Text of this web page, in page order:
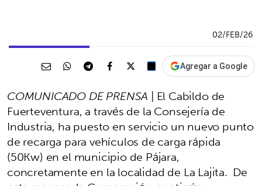
02/FEB/26
Agregar a Google
COMUNICADO DE PRENSA | El Cabildo de
Fuerteventura, a través de la Consejería de
Industria, ha puesto en servicio un nuevo punto
de recarga para vehículos de carga rápida
(50Kw) en el municipio de Pájara,
concretamente en la localidad de La Lajita. De